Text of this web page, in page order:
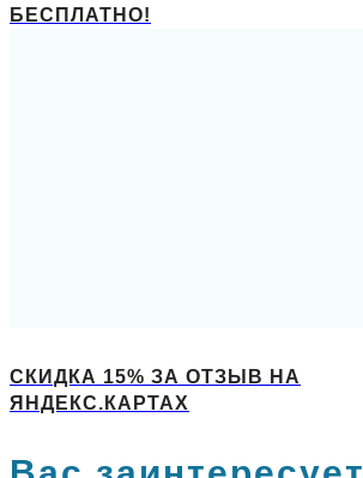
БЕСПЛАТНО!
СКИДКА 15% ЗА ОТЗЫВ НА
ЯНДЕКС.КАРТАХ